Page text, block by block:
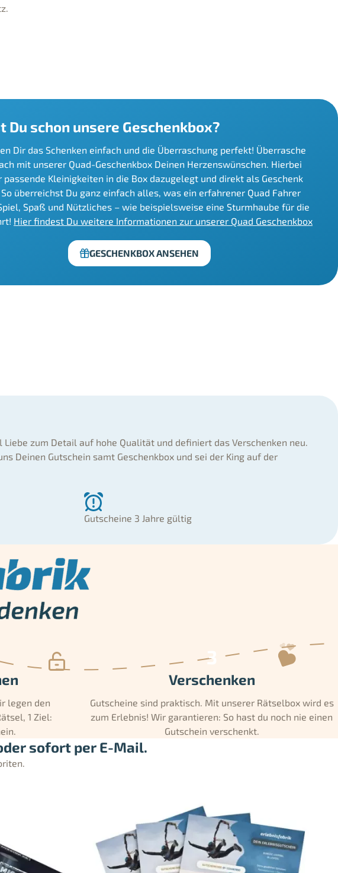
Du schon unsere Geschenkbox?
Dir das Schenken einfach und die Überraschung perfekt! Überrasche
mit unserer Quad-Geschenkbox Deinen Herzenswünschen. Hierbei
passende Kleinigkeiten in die Box dazugelegt und direkt als Geschenk
überreichst Du ganz einfach alles, was ein erfahrener Quad Fahrer
Spaß und Nützliches – wie beispielsweise eine Sturmhaube für die
Hier findest Du weitere Informationen zur unserer Quad Geschenkbox
GESCHENKBOX ANSEHEN
zum Detail auf hohe Qualität und definiert das Verschenken neu.
Deinen Gutschein samt Geschenkbox und sei der King auf der
Gutscheine 3 Jahre gültig
legen den
1 Ziel:
Verschenken
Gutscheine sind praktisch. Mit unserer Rätselbox wird es
zum Erlebnis! Wir garantieren: So hast du noch nie einen
Gutschein verschenkt.
sofort per E-Mail.